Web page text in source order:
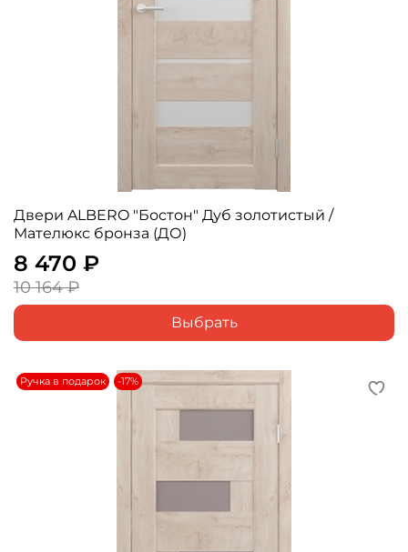
Двери ALBERO "Бостон" Дуб золотистый /
Мателюкс бронза (ДО)
8 470 ₽
10 164 ₽
Выбрать
Ручка в подарок -17%